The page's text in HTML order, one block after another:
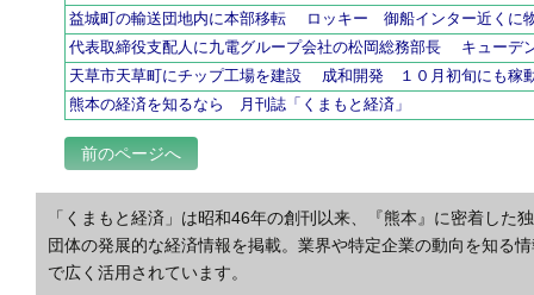
益城町の輸送団地内に本部移転 ロッキー 御船インター近くに
代表取締役支配人に九電グループ会社の松岡総務部長 キューデ
天草市天草町にチップ工場を建設 成和開発 １０月初旬にも稼
熊本の経済を知るなら 月刊誌「くまもと経済」
前のページへ
「くまもと経済」は昭和46年の創刊以来、『熊本』に密着し
団体の発展的な経済情報を掲載。業界や特定企業の動向を知る
で広く活用されています。